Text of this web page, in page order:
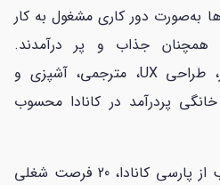
به‌صورت دور کاری مشغول به کار
جذاب و پر درآمدند.
به‌عنوان‌مثال، توسعه نرم‌افزار، طراحی UX، مترجمی، آشپزی و
پردرآمد در کانادا محسوب
به همین دلیل، در این مطلب از پارسی کانادا، 20 فرصت شغلی